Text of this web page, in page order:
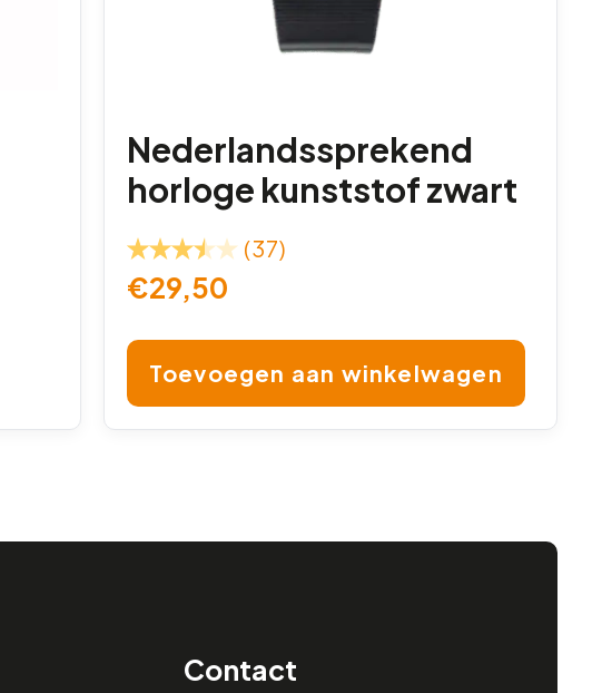
Nederlandssprekend
horloge kunststof zwart
(37)
€29,50
Toevoegen aan winkelwagen
Contact